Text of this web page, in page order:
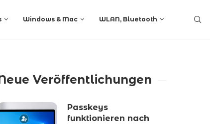
Windows & Mac WLAN, Bluetooth
Veröffentlichungen
Passkeys
funktionieren nach